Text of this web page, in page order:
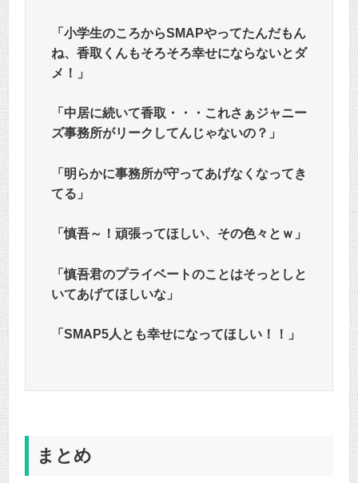
「小学生のころからSMAPやってたんだもん
ね、香取くんもそろそろ幸せにならないとダ
メ！」
「中居に続いて香取・・・これさぁジャニー
ズ事務所がリークしてんじゃないの？」
「明らかに事務所が守ってあげなくなってき
てる」
「慎吾～！頑張ってほしい、その色々とｗ」
「慎吾君のプライベートのことはそっとしと
いてあげてほしいな」
「SMAP5人とも幸せになってほしい！！」
まとめ